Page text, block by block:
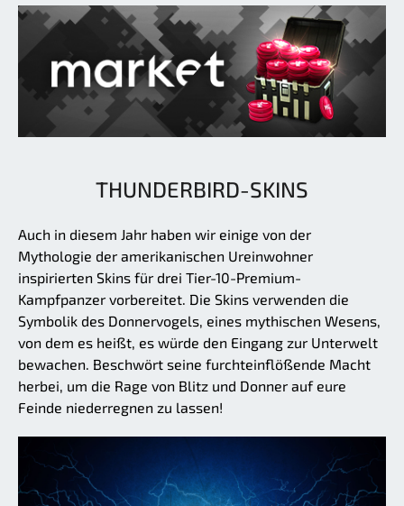
THUNDERBIRD-SKINS
Auch in diesem Jahr haben wir einige von der
Mythologie der amerikanischen Ureinwohner
inspirierten Skins für drei Tier-10-Premium-
Kampfpanzer vorbereitet. Die Skins verwenden die
Symbolik des Donnervogels, eines mythischen Wesens,
von dem es heißt, es würde den Eingang zur Unterwelt
bewachen. Beschwört seine furchteinflößende Macht
herbei, um die Rage von Blitz und Donner auf eure
Feinde niederregnen zu lassen!